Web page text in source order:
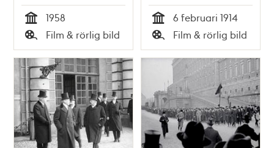
Tid
1958
Typ
Film & rörlig bild Tid
6 februari 1914
Typ
Film & rörlig bild